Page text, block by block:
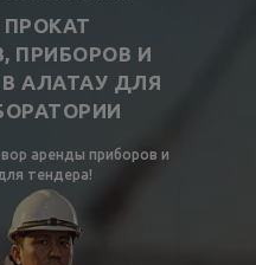
ПРИБОРОВ И
АЛАТАУ ДЛЯ
аренды приборов и
тендера!